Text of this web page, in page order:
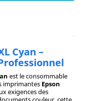
Cyan –
est le consommable
imprimantes Epson
exigences des